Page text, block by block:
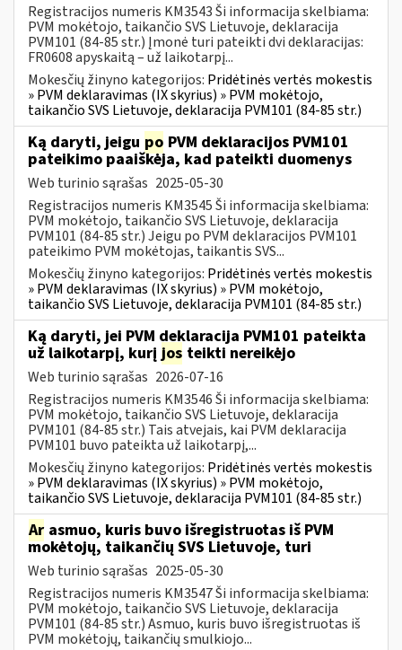
Registracijos numeris KM3543 Ši informacija skelbiama:
PVM mokėtojo, taikančio SVS Lietuvoje, deklaracija
PVM101 (84-85 str.) Įmonė turi pateikti dvi deklaracijas:
FR0608 apyskaitą – už laikotarpį...
Mokesčių žinyno kategorijos: Pridėtinės vertės mokestis
» PVM deklaravimas (IX skyrius) » PVM mokėtojo,
taikančio SVS Lietuvoje, deklaracija PVM101 (84-85 str.)
Ką daryti, jeigu po PVM deklaracijos PVM101
pateikimo paaiškėja, kad pateikti duomenys
Web turinio sąrašas 2025-05-30
Registracijos numeris KM3545 Ši informacija skelbiama:
PVM mokėtojo, taikančio SVS Lietuvoje, deklaracija
PVM101 (84-85 str.) Jeigu po PVM deklaracijos PVM101
pateikimo PVM mokėtojas, taikantis SVS...
Mokesčių žinyno kategorijos: Pridėtinės vertės mokestis
» PVM deklaravimas (IX skyrius) » PVM mokėtojo,
taikančio SVS Lietuvoje, deklaracija PVM101 (84-85 str.)
Ką daryti, jei PVM deklaracija PVM101 pateikta
už laikotarpį, kurį jos teikti nereikėjo
Web turinio sąrašas 2026-07-16
Registracijos numeris KM3546 Ši informacija skelbiama:
PVM mokėtojo, taikančio SVS Lietuvoje, deklaracija
PVM101 (84-85 str.) Tais atvejais, kai PVM deklaracija
PVM101 buvo pateikta už laikotarpį,...
Mokesčių žinyno kategorijos: Pridėtinės vertės mokestis
» PVM deklaravimas (IX skyrius) » PVM mokėtojo,
taikančio SVS Lietuvoje, deklaracija PVM101 (84-85 str.)
Ar asmuo, kuris buvo išregistruotas iš PVM
mokėtojų, taikančių SVS Lietuvoje, turi
Web turinio sąrašas 2025-05-30
Registracijos numeris KM3547 Ši informacija skelbiama:
PVM mokėtojo, taikančio SVS Lietuvoje, deklaracija
PVM101 (84-85 str.) Asmuo, kuris buvo išregistruotas iš
PVM mokėtojų, taikančių smulkiojo...